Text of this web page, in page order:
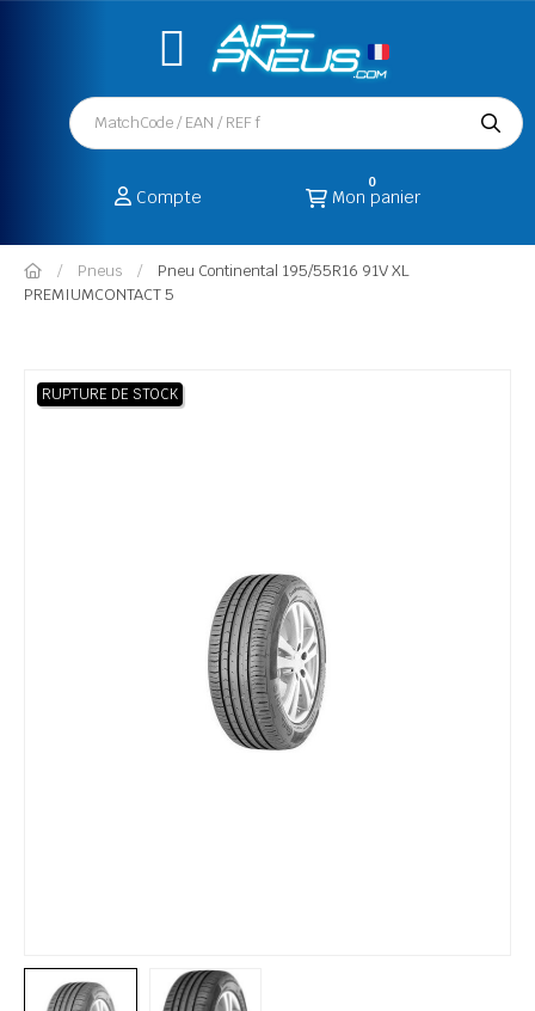
Compte Mon panier
0
Pneus
Pneu Continental 195/55R16 91V XL
PREMIUMCONTACT 5
RUPTURE DE STOCK